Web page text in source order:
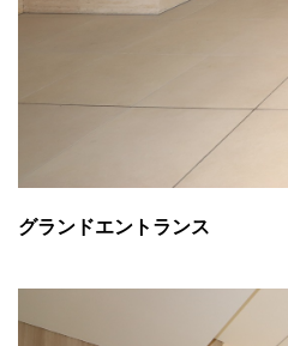
グランドエントランス